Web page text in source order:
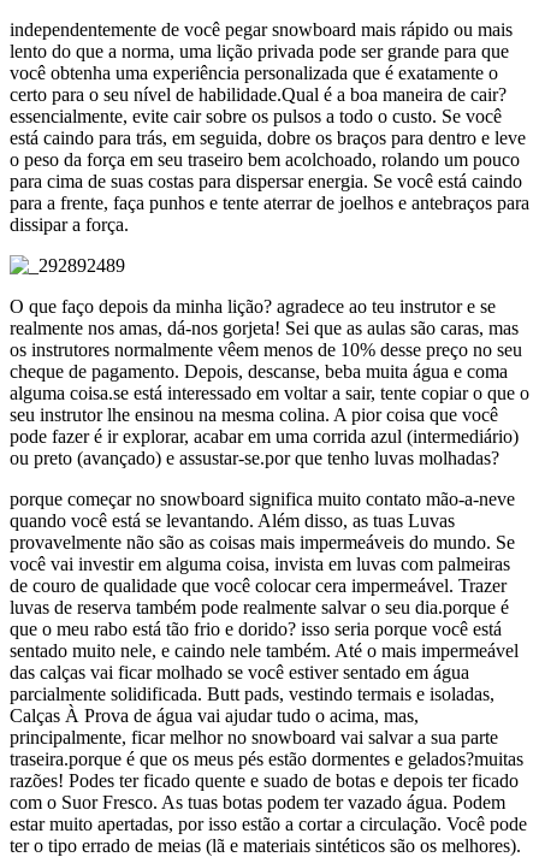
independentemente de você pegar snowboard mais rápido ou mais
lento do que a norma, uma lição privada pode ser grande para que
você obtenha uma experiência personalizada que é exatamente o
certo para o seu nível de habilidade.Qual é a boa maneira de cair?
essencialmente, evite cair sobre os pulsos a todo o custo. Se você
está caindo para trás, em seguida, dobre os braços para dentro e leve
o peso da força em seu traseiro bem acolchoado, rolando um pouco
para cima de suas costas para dispersar energia. Se você está caindo
para a frente, faça punhos e tente aterrar de joelhos e antebraços para
dissipar a força.
O que faço depois da minha lição? agradece ao teu instrutor e se
realmente nos amas, dá-nos gorjeta! Sei que as aulas são caras, mas
os instrutores normalmente vêem menos de 10% desse preço no seu
cheque de pagamento. Depois, descanse, beba muita água e coma
alguma coisa.se está interessado em voltar a sair, tente copiar o que o
seu instrutor lhe ensinou na mesma colina. A pior coisa que você
pode fazer é ir explorar, acabar em uma corrida azul (intermediário)
ou preto (avançado) e assustar-se.por que tenho luvas molhadas?
porque começar no snowboard significa muito contato mão-a-neve
quando você está se levantando. Além disso, as tuas Luvas
provavelmente não são as coisas mais impermeáveis do mundo. Se
você vai investir em alguma coisa, invista em luvas com palmeiras
de couro de qualidade que você colocar cera impermeável. Trazer
luvas de reserva também pode realmente salvar o seu dia.porque é
que o meu rabo está tão frio e dorido? isso seria porque você está
sentado muito nele, e caindo nele também. Até o mais impermeável
das calças vai ficar molhado se você estiver sentado em água
parcialmente solidificada. Butt pads, vestindo termais e isoladas,
Calças À Prova de água vai ajudar tudo o acima, mas,
principalmente, ficar melhor no snowboard vai salvar a sua parte
traseira.porque é que os meus pés estão dormentes e gelados?muitas
razões! Podes ter ficado quente e suado de botas e depois ter ficado
com o Suor Fresco. As tuas botas podem ter vazado água. Podem
estar muito apertadas, por isso estão a cortar a circulação. Você pode
ter o tipo errado de meias (lã e materiais sintéticos são os melhores).